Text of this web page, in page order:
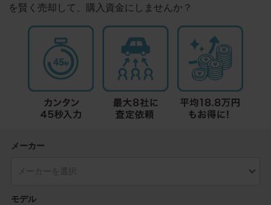
を賢く売却して、購入資金にしませんか？
メーカー
モデル